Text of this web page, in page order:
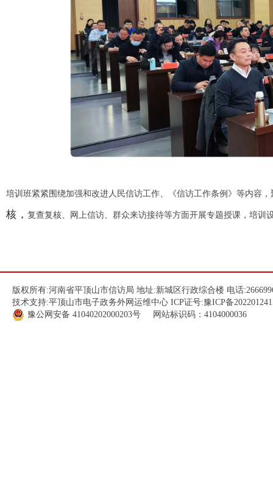
培训班紧紧围绕加强和改进人民信访工作、《信访工作条例》等内容
核，复查复核、网上信访、群众来访接待等方面开展专题授课，培
版权所有:河南省平顶山市信访局 地址:新城区行政综合楼 电话
技术支持:平顶山市电子政务外网运维中心 ICP证号:豫ICP备
豫公网安备 41040202000203号 网站标识码：4104000036